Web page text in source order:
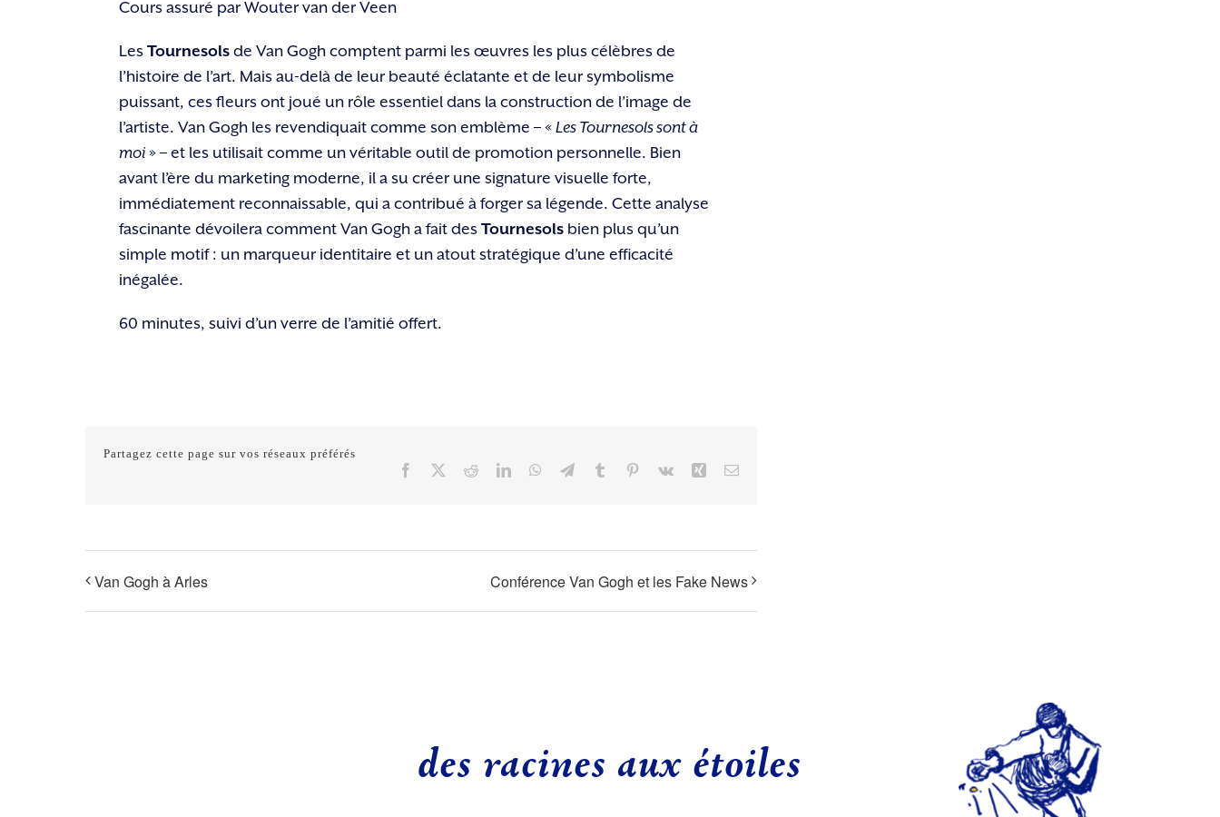
Cours assuré par Wouter van der Veen
LesTournesolsde Van Gogh comptent parmi les œuvres les plus célèbres de
l’histoire de l’art. Mais au-delà de leur beauté éclatante et de leur symbolisme
puissant, ces fleurs ont joué un rôle essentiel dans la construction de l’image de
l’artiste. Van Gogh les revendiquait comme son emblème – «Les Tournesols sont à
moi» – et les utilisait comme un véritable outil de promotion personnelle. Bien
avant l’ère du marketing moderne, il a su créer une signature visuelle forte,
immédiatement reconnaissable, qui a contribué à forger sa légende. Cette analyse
fascinante dévoilera comment Van Gogh a fait desTournesols bien plus qu’un
simple motif : un marqueur identitaire et un atout stratégique d’une efficacité
inégalée.
60 minutes, suivi d’un verre de l’amitié offert.
Partagez cette page sur vos réseaux préférés
Facebook RedditLinkedInWhatsApp
TelegramTumblr Pinterest
Vk Xing Email
Van Gogh à Arles Conférence Van Gogh et les Fake News
des racines aux étoiles